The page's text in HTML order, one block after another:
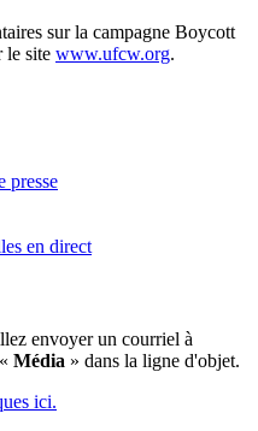
sur la campagne Boycott
le site www.ufcw.org.
presse
en direct
envoyer un courriel à
Média » dans la ligne d'objet.
ici.